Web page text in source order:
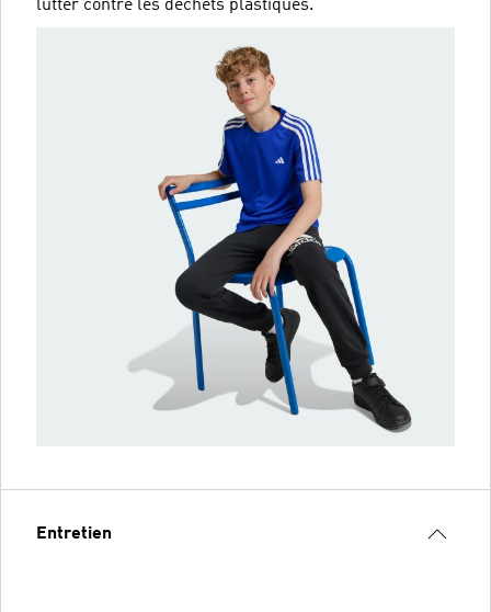
lutter contre les déchets plastiques.
Entretien